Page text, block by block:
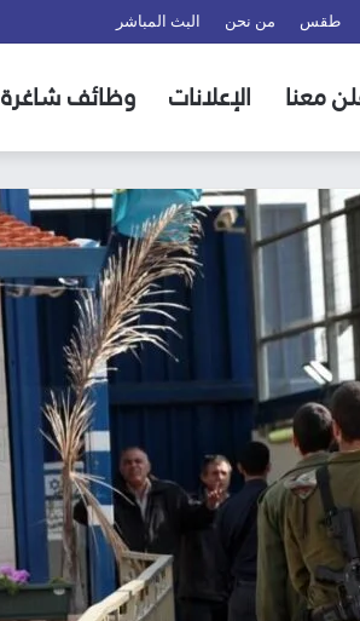
طقس من نحن البث المباشر
معنا الإعلانات وظائف شاغرة